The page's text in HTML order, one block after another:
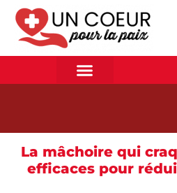
La mâchoire qui
efficaces pour